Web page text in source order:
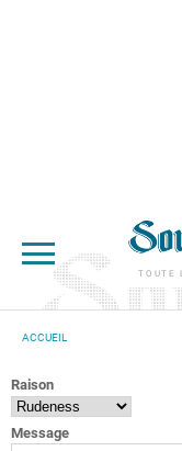
TOUTE
ACCUEIL
Raison
Message